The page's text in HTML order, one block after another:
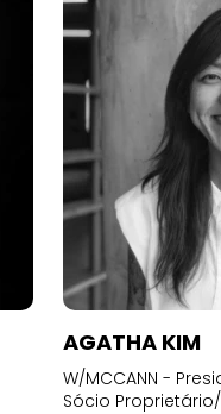
AGATHA KIM
W/MCCANN -
Sócio